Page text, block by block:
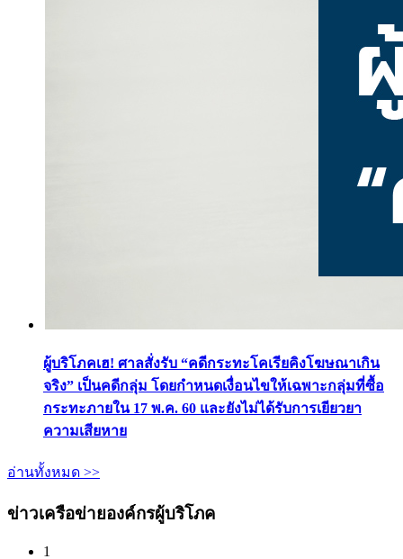
ผู้บริโภคเฮ! ศาลสั่งรับ “คดีกระทะโคเรียคิงโฆษณาเกิน
จริง” เป็นคดีกลุ่ม โดยกำหนดเงื่อนไขให้เฉพาะกลุ่มที่ซื้อ
กระทะภายใน 17 พ.ค. 60 และยังไม่ได้รับการเยียวยา
ความเสียหาย
อ่านทั้งหมด >>
ข่าวเครือข่ายองค์กรผู้บริโภค
1